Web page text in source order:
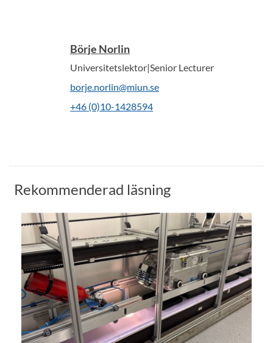
Börje Norlin
Universitetslektor|Senior Lecturer
borje.norlin@miun.se
+46 (0)10-1428594
Rekommenderad läsning